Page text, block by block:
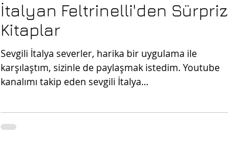
İtalyan Feltrinelli'den Sürpriz
Kitaplar
Sevgili İtalya severler, harika bir uygulama ile
karşılaştım, sizinle de paylaşmak istedim. Youtube
kanalımı takip eden sevgili İtalya...